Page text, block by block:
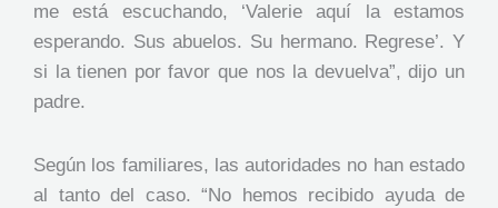
me está escuchando, ‘Valerie aquí la estamos
esperando. Sus abuelos. Su hermano. Regrese’. Y
si la tienen por favor que nos la devuelva”, dijo un
padre.
Según los familiares, las autoridades no han estado
al tanto del caso. “No hemos recibido ayuda de